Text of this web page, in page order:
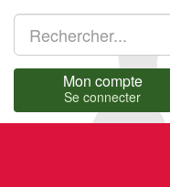
Mon compte
Se connecter